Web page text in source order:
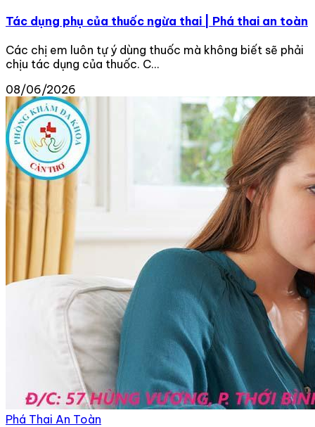
Tác dụng phụ của thuốc ngừa thai | Phá thai an toàn
Các chị em luôn tự ý dùng thuốc mà không biết sẽ phải
chịu tác dụng của thuốc. C...
08/06/2026
Phá Thai An Toàn